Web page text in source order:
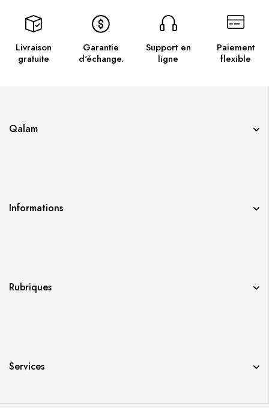
Livraison
gratuite
Garantie
d'échange.
Support en
ligne
Paiement
flexible
Qalam
Informations
Rubriques
Services